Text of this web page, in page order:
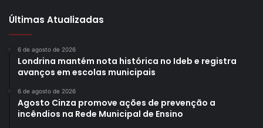
Últimas Atualizadas
6 de agosto de 2026
Londrina mantém nota histórica no Ideb e registra
avanços em escolas municipais
6 de agosto de 2026
Agosto Cinza promove ações de prevenção a
incêndios na Rede Municipal de Ensino